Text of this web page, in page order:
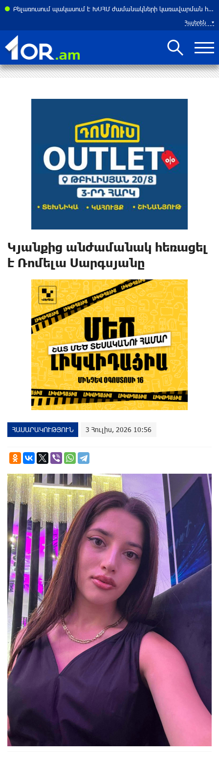
Բելառուսում պակասում է ԽՍՀՄ ժամանակների կառավարման համակարգը․ Լուկաշենկո
Հայերեն
Կյանքից անժամանակ հեռացել
է Ռոմելա Սարգսյանը
ՀԱՍԱՐԱԿՈՒԹՅՈՒՆ 3 Հուլիս, 2026 10:56